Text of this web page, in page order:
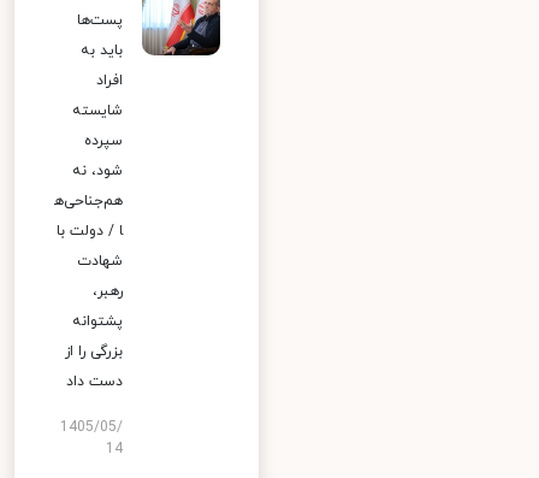
پست‌ها
باید به
افراد
شایسته
سپرده
شود، نه
هم‌جناحی‌ه
ا / دولت با
شهادت
رهبر،
پشتوانه
بزرگی را از
دست داد
1405/05/
14